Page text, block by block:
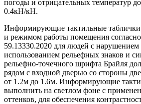
погоды и отрицательных температур
0.4кН/кН.
Информирующие тактильные таблички
и режимом работы помещения
59.13330.2020 для людей с нарушением
использованием рельефных знаков и
рельефно-точечного шрифта Брайля
рядом с входной дверью со стороны
от 1.2м до 1.6м. Информирующие
выполнить на светлом фоне с
оттенков, для обеспечения